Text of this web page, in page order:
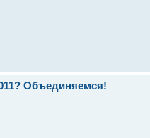
Объединяемся!